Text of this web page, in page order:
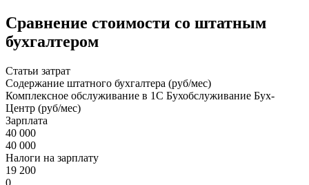
Сравнение стоимости со штатным
бухгалтером
Статьи затрат
Содержание штатного бухгалтера (руб/мес)
Комплексное обслуживание в 1С Бухобслуживание Бух-
Центр (руб/мес)
Зарплата
40 000
40 000
Налоги на зарплату
19 200
0